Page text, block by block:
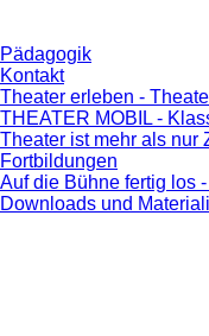
Pädagogik
Kontakt
Theater erleben -
THEATER MOBIL -
Theater ist mehr als nur
Fortbildungen
Auf die Bühne fertig los
Downloads und